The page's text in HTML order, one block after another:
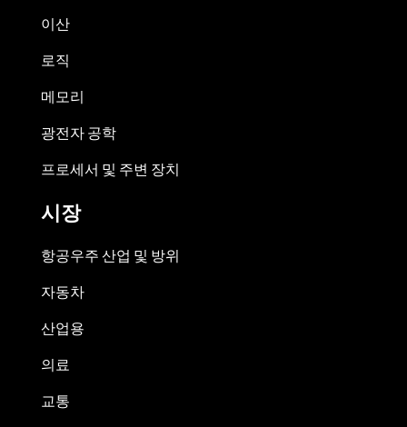
이산
로직
메모리
광전자 공학
프로세서 및 주변 장치
시장
항공우주 산업 및 방위
자동차
산업용
의료
교통